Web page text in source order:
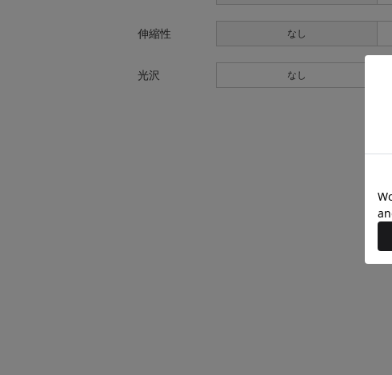
伸縮性 なし
光沢 なし